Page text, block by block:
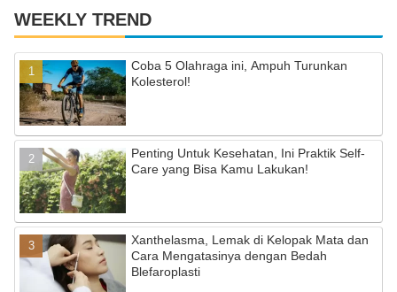
WEEKLY TREND
Coba 5 Olahraga ini, Ampuh Turunkan
Kolesterol!
Penting Untuk Kesehatan, Ini Praktik Self-
Care yang Bisa Kamu Lakukan!
Xanthelasma, Lemak di Kelopak Mata dan
Cara Mengatasinya dengan Bedah
Blefaroplasti